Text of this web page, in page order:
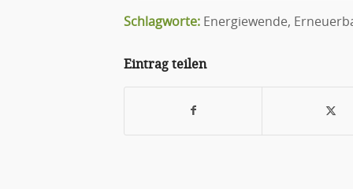
Schlagworte: Energiewende,
Eintrag teilen